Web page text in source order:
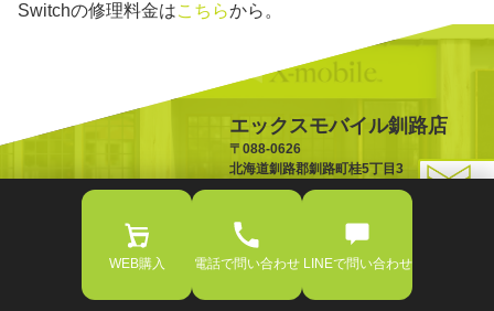
Switchの修理料金はこちらから。
エックスモバイル釧路店
〒088-0626
北海道釧路郡釧路町桂5丁目3
TEL:0154-65-5006
WEB購入 電話で問い合わせ LINEで問い合わせ